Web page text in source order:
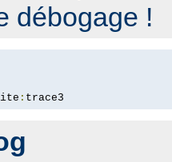
débogage !
: trace3